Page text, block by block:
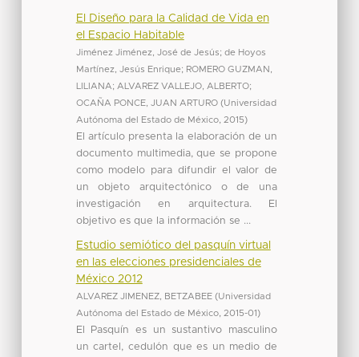
El Diseño para la Calidad de Vida en
el Espacio Habitable
Jiménez Jiménez, José de Jesús; de Hoyos
Martínez, Jesús Enrique; ROMERO GUZMAN,
LILIANA; ALVAREZ VALLEJO, ALBERTO;
OCAÑA PONCE, JUAN ARTURO (Universidad
Autónoma del Estado de México, 2015)
El artículo presenta la elaboración de un
documento multimedia, que se propone
como modelo para difundir el valor de
un objeto arquitectónico o de una
investigación en arquitectura. El
objetivo es que la información se ...
Estudio semiótico del pasquín virtual
en las elecciones presidenciales de
México 2012
ALVAREZ JIMENEZ, BETZABEE (Universidad
Autónoma del Estado de México, 2015-01)
El Pasquín es un sustantivo masculino
un cartel, cedulón que es un medio de